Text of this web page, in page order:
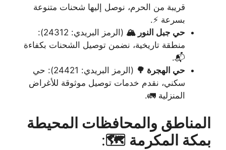
قريبة من الحرم، نوصل إليها شحنات متنوعة
بسرعة ⚡.
حي جبل النور 🏔️
(الرمز البريدي: 24312):
منطقة تاريخية، نضمن توصيل الشحنات بكفاءة
📬.
حي الهجرة 🌳
(الرمز البريدي: 24421): حي
سكني، نقدم خدمات توصيل موثوقة للأغراض
المنزلية 🚛.
المناطق والمحافظات المحيطة
بمكة المكرمة 🗺️: